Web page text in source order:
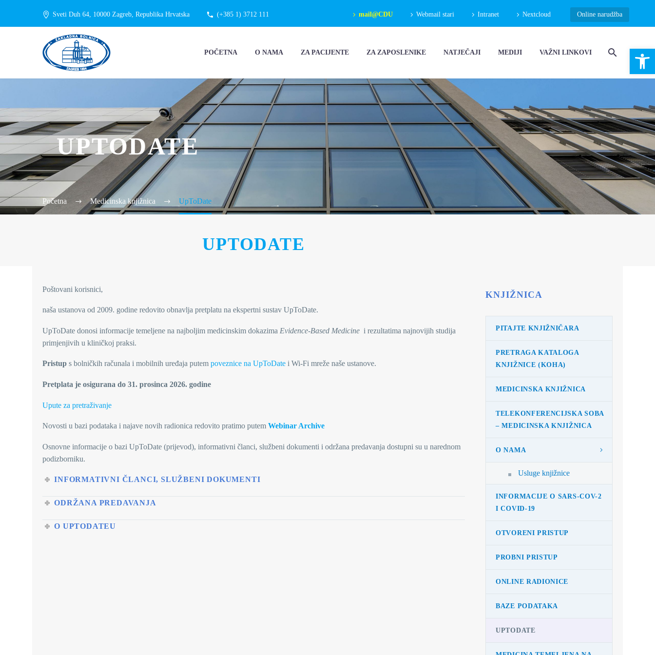
Sveti Duh 64, 10000 Zagreb, Republika Hrvatska (+385 1) 3712 111 mail@CDU Webmail stari Intranet Nextcloud Online narudžba
POČETNA O NAMA ZA PACIJENTE ZA ZAPOSLENIKE NATJEČAJI MEDIJI VAŽNI LINKOVI
UPTODATE
Početna Medicinska knjižnica UpToDate
UPTODATE
Poštovani korisnici,
naša ustanova od 2009. godine redovito obnavlja pretplatu na ekspertni sustav UpToDate.
UpToDate donosi informacije temeljene na najboljim medicinskim dokazima Evidence-Based Medicine i rezultatima najnovijih studija
primjenjivih u kliničkoj praksi.
Pristup s bolničkih računala i mobilnih uređaja putem poveznice na UpToDate i Wi-Fi mreže naše ustanove.
Pretplata je osigurana do 31. prosinca 2026. godine
Upute za pretraživanje
Novosti u bazi podataka i najave novih radionica redovito pratimo putem Webinar Archive
Osnovne informacije o bazi UpToDate (prijevod), informativni članci, službeni dokumenti i održana predavanja dostupni su u narednom
podizborniku.
INFORMATIVNI ČLANCI, SLUŽBENI DOKUMENTI
ODRŽANA PREDAVANJA
O UPTODATEU
KNJIŽNICA
PITAJTE KNJIŽNIČARA
PRETRAGA KATALOGA
KNJIŽNICE (KOHA)
MEDICINSKA KNJIŽNICA
TELEKONFERENCIJSKA SOBA
– MEDICINSKA KNJIŽNICA
O NAMA
Usluge knjižnice
INFORMACIJE O SARS-COV-2
I COVID-19
OTVORENI PRISTUP
PROBNI PRISTUP
ONLINE RADIONICE
BAZE PODATAKA
UPTODATE